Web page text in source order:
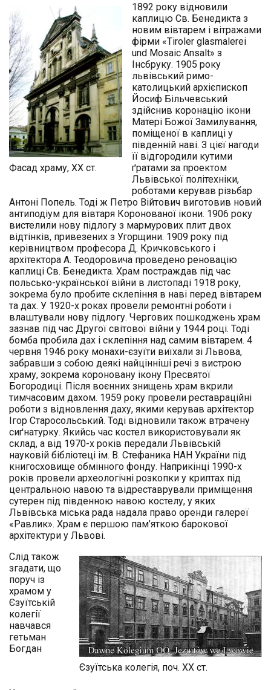
Фасад храму, ХХ ст.
1892 року відновили
каплицю Св. Бенедикта з
новим вівтарем і вітражами
фірми «Tiroler glasmalerei
und Mosaic Ansalt» з
Інсбруку. 1905 року
львівський римо-
католицький архієпископ
Йосиф Більчевський
здійснив коронацію ікони
Матері Божої Замилування,
поміщеної в каплиці у
південній наві. З цієї нагоди
її відгородили кутими
ґратами за проектом
Львівської політехніки,
роботами керував різьбар
Антоні Попель. Тоді ж Петро Війтович виготовив новий
антиподіум для вівтаря Коронованої ікони. 1906 року
вистелили нову підлогу з мармурових плит двох
відтінків, привезених з Угорщини. 1909 року під
керівництвом професора Д. Кричковського і
архітектора А. Теодоровича проведено реновацію
каплиці Св. Бенедикта. Храм постраждав під час
польсько-української війни в листопаді 1918 року,
зокрема було пробите склепіння в наві перед вівтарем
та дах. У 1920-х роках провели ремонтні роботи і
влаштували нову підлогу. Чергових пошкоджень храм
зазнав під час Другої світової війни у 1944 році. Тоді
бомба пробила дах і склепіння над самим вівтарем. 4
червня 1946 року монахи-єзуїти виїхали зі Львова,
забравши з собою деякі найцінніші речі з вистрою
храму, зокрема короновану ікону Пресвятої
Богородиці. Після воєнних знищень храм вкрили
тимчасовим дахом. 1959 року провели реставраційні
роботи з відновлення даху, якими керував архітектор
Ігор Старосольський. Тоді відновили також втрачену
сиґнатурку. Якийсь час костел використовували як
склад, а від 1970-х років передали Львівській
науковій бібліотеці ім. В. Стефаника НАН України під
книгосховище обмінного фонду. Наприкінці 1990-х
років провели археологічні розкопки у криптах під
центральною навою та відреставрували приміщення
сутерен під південною навою костелу, у яких
Львівська міська рада надала право оренди галереї
«Равлик». Храм є першою пам’яткою барокової
архітектури у Львові.
Єзуїтська колегія, поч. ХХ ст.
Слід також
згадати, що
поруч із
храмом у
Єзуїтській
колегії
навчався
гетьман
Богдан